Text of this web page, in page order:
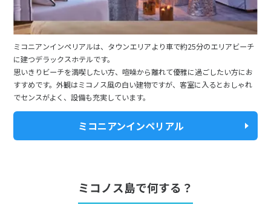
ミコニアンインペリアルは、タウンエリアより車で約25分のエリアビーチ
に建つデラックスホテルです。
思いきりビーチを満喫したい方、喧噪から離れて優雅に過ごしたい方にお
すすめです。外観はミコノス風の白い建物ですが、客室に入るとおしゃれ
でセンスがよく、設備も充実しています。
ミコニアンインペリアル
ミコノス島で何する？